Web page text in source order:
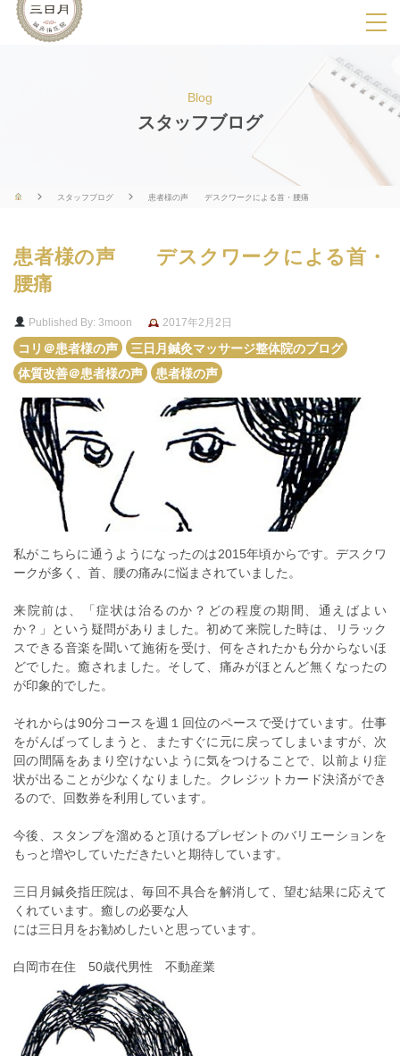
SPメニ
ー
展
用
ボ
Blog
スタッフブログ
スタッフブログ 患者様の声 デスクワークによる首・腰痛
患者様の声 デスクワークによる首・
腰痛
Published By: 3moon
2017年2月2日
コリ＠患者様の声
三日月鍼灸マッサージ整体院のブログ
体質改善＠患者様の声
患者様の声
私がこちらに通うようになったのは2015年頃からです。デスクワ
ークが多く、首、腰の痛みに悩まされていました。
来院前は、「症状は治るのか？どの程度の期間、通えばよい
か？」という疑問がありました。初めて来院した時は、リラック
スできる音楽を聞いて施術を受け、何をされたかも分からないほ
どでした。癒されました。そして、痛みがほとんど無くなったの
が印象的でした。
それからは90分コースを週１回位のペースで受けています。仕事
をがんばってしまうと、またすぐに元に戻ってしまいますが、次
回の間隔をあまり空けないように気をつけることで、以前より症
状が出ることが少なくなりました。クレジットカード決済ができ
るので、回数券を利用しています。
今後、スタンプを溜めると頂けるプレゼントのバリエーションを
もっと増やしていただきたいと期待しています。
三日月鍼灸指圧院は、毎回不具合を解消して、望む結果に応えて
くれています。癒しの必要な人
には三日月をお勧めしたいと思っています。
白岡市在住 50歳代男性 不動産業